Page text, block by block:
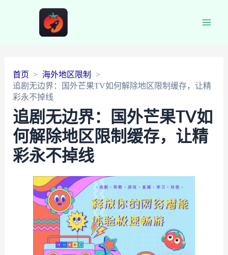
首页
海外地区限制
追剧无边界：国外芒果TV如何解除地区限制缓存，让精
彩永不掉线
追剧无边界：国外芒果TV如
何解除地区限制缓存，让精
彩永不掉线